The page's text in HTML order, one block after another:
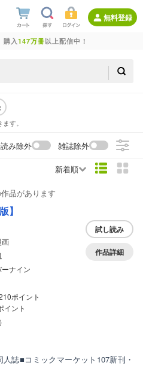
無料登録
購入147万冊以上配信中！
す。
み除外 雑誌除外
新着順
品があります
】
画
ナイン
ポイント
イント
）
試し読み
作品詳細
誌■コミックマーケット107新刊・